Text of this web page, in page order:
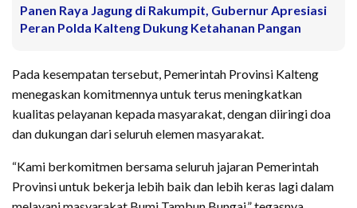
Panen Raya Jagung di Rakumpit, Gubernur Apresiasi
Peran Polda Kalteng Dukung Ketahanan Pangan
Pada kesempatan tersebut, Pemerintah Provinsi Kalteng
menegaskan komitmennya untuk terus meningkatkan
kualitas pelayanan kepada masyarakat, dengan diiringi doa
dan dukungan dari seluruh elemen masyarakat.
“Kami berkomitmen bersama seluruh jajaran Pemerintah
Provinsi untuk bekerja lebih baik dan lebih keras lagi dalam